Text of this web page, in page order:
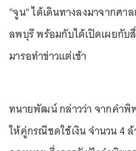
"จูน" ได้เดินทางลงมาจากศา
ลพบุรี พร้อมกับได้เปิดเผยกับ
มารอทำข่าวแต่เช้า
ทนายพัฒน์ กล่าวว่า จากคำพิ
ให้คู่กรณีชดใช้เงิน จำนวน 4